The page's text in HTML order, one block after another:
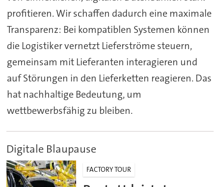
profitieren. Wir schaffen dadurch eine maximale
Transparenz: Bei kompatiblen Systemen können
die Logistiker vernetzt Lieferströme steuern,
gemeinsam mit Lieferanten interagieren und
auf Störungen in den Lieferketten reagieren. Das
hat nachhaltige Bedeutung, um
wettbewerbsfähig zu bleiben.
Digitale Blaupause
FACTORY TOUR